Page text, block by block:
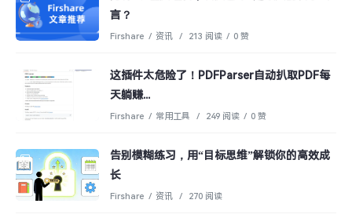
言？
Firshare / 资讯 / 213 阅读 / 0 赞
这插件太危险了！PDFParser自动扒取PDF每
天躺赚...
Firshare / 常用工具 / 249 阅读 / 0 赞
告别模糊练习，用“目标思维”解锁你的高效成
长
Firshare / 资讯 / 270 阅读